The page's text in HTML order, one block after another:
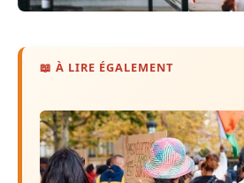
📖 À LIRE ÉGALEMENT